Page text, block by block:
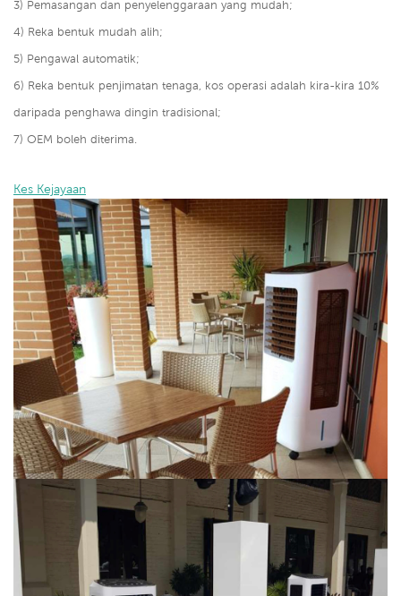
3) Pemasangan dan penyelenggaraan yang mudah;
4) Reka bentuk mudah alih;
5) Pengawal automatik;
6) Reka bentuk penjimatan tenaga, kos operasi adalah kira-kira 10%
daripada penghawa dingin tradisional;
7) OEM boleh diterima.
Kes Kejayaan